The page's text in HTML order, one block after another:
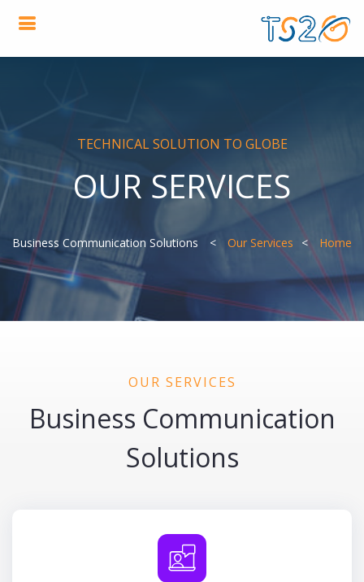
TECHNICAL SOLUTION TO GLOBE
OUR SERVICES
Home
Our Services
OUR SERVICES
Business Communication
Solutions